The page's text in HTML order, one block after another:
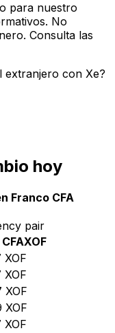
para nuestro
No
Consulta las
extranjero con Xe?
hoy
Franco CFA
pair
XOF
XOF
XOF
XOF
XOF
XOF